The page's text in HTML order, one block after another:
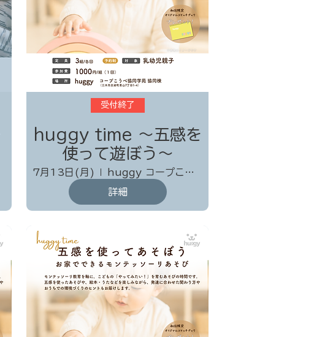
受付終了
huggy time 〜五感を
使って遊ぼう～
7月13日(月)
huggy コープこうべ協同学苑 協同棟
詳細